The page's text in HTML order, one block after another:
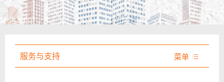
服务与支持 菜单 